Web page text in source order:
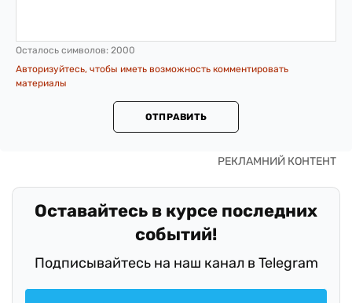
Осталось символов: 2000
Авторизуйтесь, чтобы иметь возможность комментировать
материалы
ОТПРАВИТЬ
Оставайтесь в курсе последних
событий!
Подписывайтесь на наш канал в Telegram